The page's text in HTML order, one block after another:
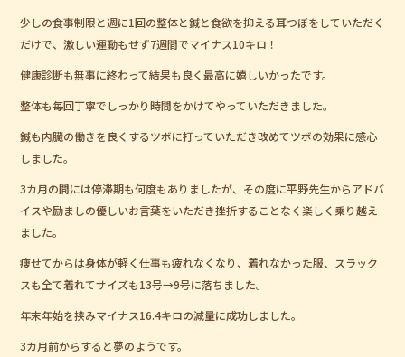
少しの食事制限と週に1回の整体と鍼と食欲を抑える耳つぼをしていただく
だけで、激しい運動もせず7週間でマイナス10キロ！
健康診断も無事に終わって結果も良く最高に嬉しいかったです。
整体も毎回丁寧でしっかり時間をかけてやっていただきました。
鍼も内臓の働きを良くするツボに打っていただき改めてツボの効果に感心
しました。
3カ月の間には停滞期も何度もありましたが、その度に平野先生からアドバ
イスや励ましの優しいお言葉をいただき挫折することなく楽しく乗り越え
ました。
痩せてからは身体が軽く仕事も疲れなくなり、着れなかった服、スラック
スも全て着れてサイズも13号→9号に落ちました。
年末年始を挟みマイナス16.4キロの減量に成功しました。
3カ月前からすると夢のようです。